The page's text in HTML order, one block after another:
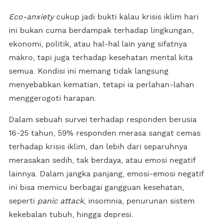
Eco-anxietycukup jadi bukti kalau krisis iklim hari
ini bukan cuma berdampak terhadap lingkungan,
ekonomi, politik, atau hal-hal lain yang sifatnya
makro, tapi juga terhadap kesehatan mental kita
semua. Kondisi ini memang tidak langsung
menyebabkan kematian, tetapi ia perlahan-lahan
menggerogoti harapan.
Dalam sebuah survei terhadap responden berusia
16-25 tahun, 59% responden merasa sangat cemas
terhadap krisis iklim, dan lebih dari separuhnya
merasakan sedih, tak berdaya, atau emosi negatif
lainnya. Dalam jangka panjang, emosi-emosi negatif
ini bisa memicu berbagai gangguan kesehatan,
seperti panic attack, insomnia, penurunan sistem
kekebalan tubuh, hingga depresi.